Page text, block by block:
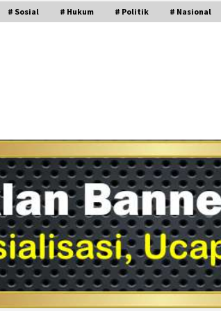
# Sosial # Hukum # Politik # Nasional